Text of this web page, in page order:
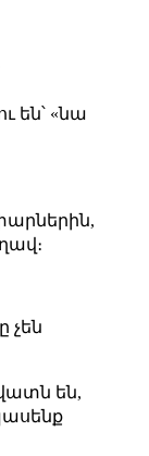
են՝ «նա
չեն
են,